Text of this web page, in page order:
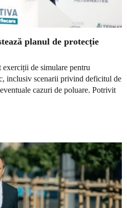
planul de protecție
exerciții de simulare pentru
inclusiv scenarii privind deficitul de
cazuri de poluare. Potrivit